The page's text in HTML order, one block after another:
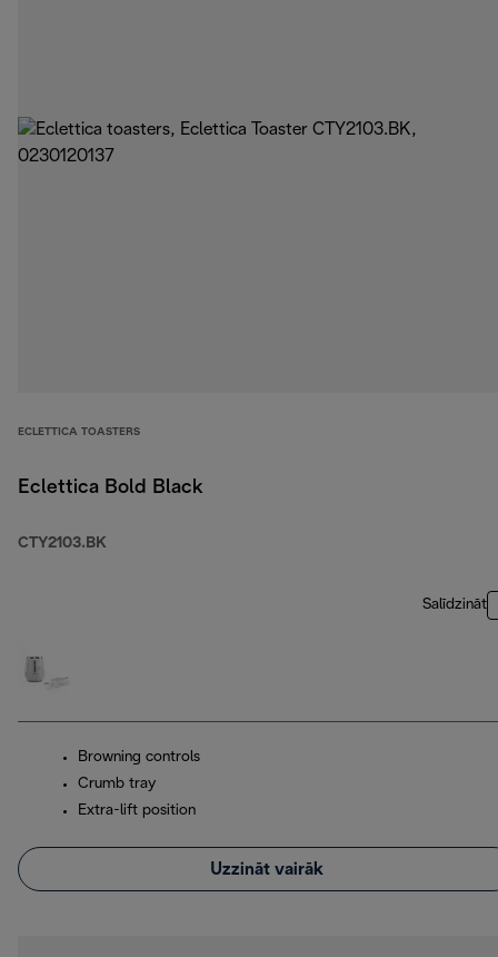
ECLETTICA TOASTERS
Eclettica Bold Black
CTY2103.BK
Salīdzināt
Browning controls
Crumb tray
Extra-lift position
Uzzināt vairāk